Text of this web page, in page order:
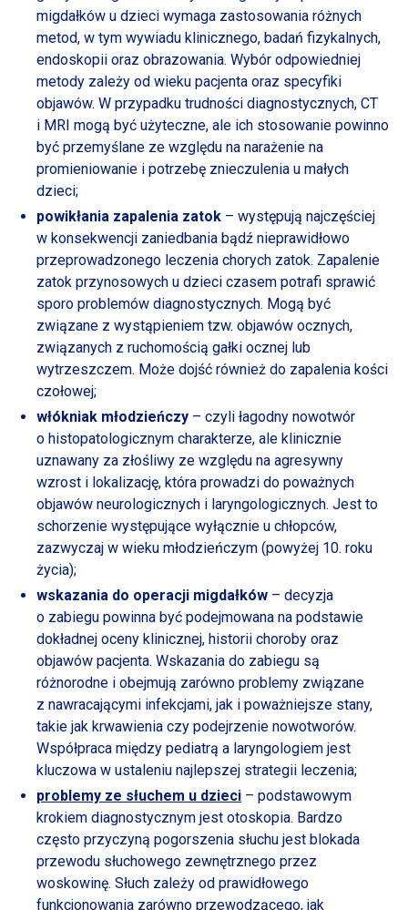
migdałków u dzieci wymaga zastosowania różnych
metod, w tym wywiadu klinicznego, badań fizykalnych,
endoskopii oraz obrazowania. Wybór odpowiedniej
metody zależy od wieku pacjenta oraz specyfiki
objawów. W przypadku trudności diagnostycznych, CT
i MRI mogą być użyteczne, ale ich stosowanie powinno
być przemyślane ze względu na narażenie na
promieniowanie i potrzebę znieczulenia u małych
dzieci;
powikłania zapalenia zatok – występują najczęściej
w konsekwencji zaniedbania bądź nieprawidłowo
przeprowadzonego leczenia chorych zatok. Zapalenie
zatok przynosowych u dzieci czasem potrafi sprawić
sporo problemów diagnostycznych. Mogą być
związane z wystąpieniem tzw. objawów ocznych,
związanych z ruchomością gałki ocznej lub
wytrzeszczem. Może dojść również do zapalenia kości
czołowej;
włókniak młodzieńczy – czyli łagodny nowotwór
o histopatologicznym charakterze, ale klinicznie
uznawany za złośliwy ze względu na agresywny
wzrost i lokalizację, która prowadzi do poważnych
objawów neurologicznych i laryngologicznych. Jest to
schorzenie występujące wyłącznie u chłopców,
zazwyczaj w wieku młodzieńczym (powyżej 10. roku
życia);
wskazania do operacji migdałków – decyzja
o zabiegu powinna być podejmowana na podstawie
dokładnej oceny klinicznej, historii choroby oraz
objawów pacjenta. Wskazania do zabiegu są
różnorodne i obejmują zarówno problemy związane
z nawracającymi infekcjami, jak i poważniejsze stany,
takie jak krwawienia czy podejrzenie nowotworów.
Współpraca między pediatrą a laryngologiem jest
kluczowa w ustaleniu najlepszej strategii leczenia;
problemy ze słuchem u dzieci – podstawowym
krokiem diagnostycznym jest otoskopia. Bardzo
często przyczyną pogorszenia słuchu jest blokada
przewodu słuchowego zewnętrznego przez
woskowinę. Słuch zależy od prawidłowego
funkcjonowania zarówno przewodzącego, jak